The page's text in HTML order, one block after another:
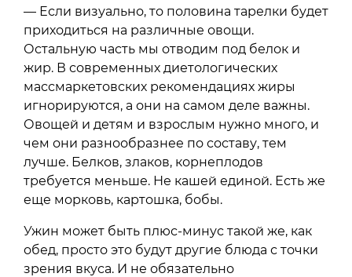
— Если визуально, то половина тарелки будет
приходиться на различные овощи.
Остальную часть мы отводим под белок и
жир. В современных диетологических
массмаркетовских рекомендациях жиры
игнорируются, а они на самом деле важны.
Овощей и детям и взрослым нужно много, и
чем они разнообразнее по составу, тем
лучше. Белков, злаков, корнеплодов
требуется меньше. Не кашей единой. Есть же
еще морковь, картошка, бобы.
Ужин может быть плюс-минус такой же, как
обед, просто это будут другие блюда с точки
зрения вкуса. И не обязательно